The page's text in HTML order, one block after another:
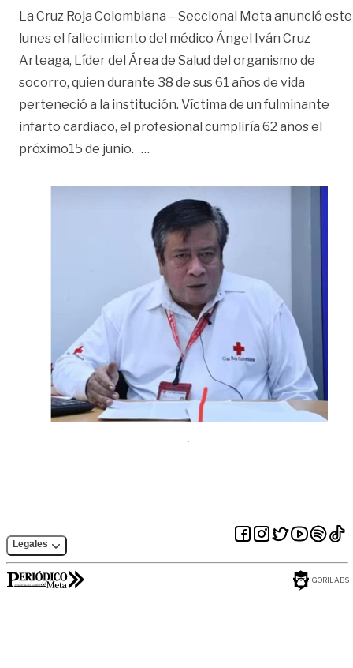
La Cruz Roja Colombiana – Seccional Meta anunció este
lunes el fallecimiento del médico Ángel Iván Cruz
Arteaga, Líder del Área de Salud del organismo de
socorro, quien durante 38 de sus 61 años de vida
perteneció a la institución. Víctima de un fulminante
infarto cardiaco, el profesional cumpliría 62 años el
próximo15 de junio. …
Legales
GORILABS